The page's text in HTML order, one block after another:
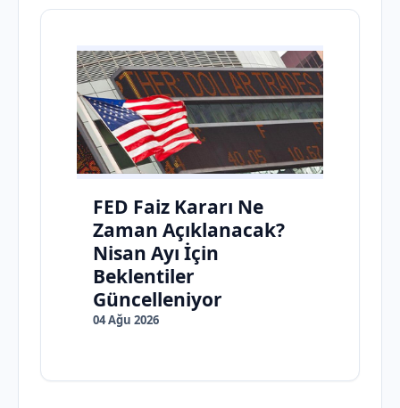
FED Faiz Kararı Ne
Zaman Açıklanacak?
Nisan Ayı İçin
Beklentiler
Güncelleniyor
04 Ağu 2026